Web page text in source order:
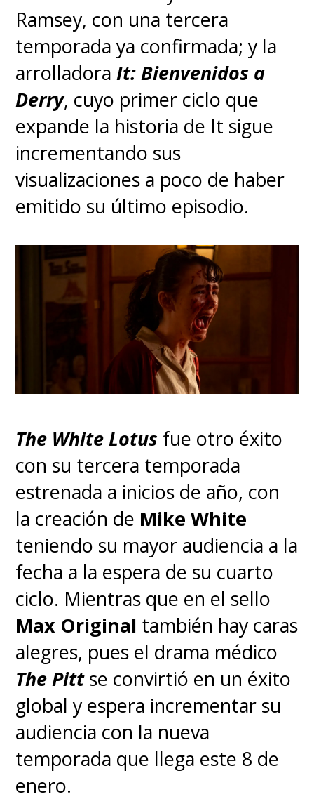
Ramsey, con una tercera
temporada ya confirmada; y la
arrolladoraIt: Bienvenidos a
Derry, cuyo primer ciclo que
expande la historia de It sigue
incrementando sus
visualizaciones a poco de haber
emitido su último episodio.
The White Lotus fue otro éxito
con su tercera temporada
estrenada a inicios de año, con
la creación de Mike White
teniendo su mayor audiencia a la
fecha a la espera de su cuarto
ciclo. Mientras que en el sello
Max Original también hay caras
alegres, pues el drama médico
The Pittse convirtió en un éxito
global y espera incrementar su
audiencia con la nueva
temporada que llega este 8 de
enero.